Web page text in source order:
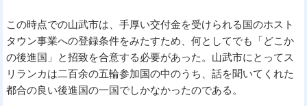
この時点での山武市は、手厚い交付金を受けられる国のホスト
タウン事業への登録条件をみたすため、何としてでも「どこか
の後進国」と招致を合意する必要があった。山武市にとってス
リランカは二百余の五輪参加国の中のうち、話を聞いてくれた
都合の良い後進国の一国でしかなかったのである。